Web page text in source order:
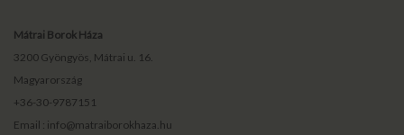
Mátrai Borok Háza
3200 Gyöngyös, Mátrai u. 16.
Magyarország
+36-30-9787151
Email : info@matraiborokhaza.hu